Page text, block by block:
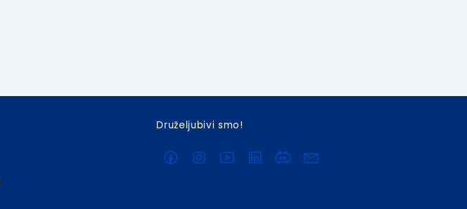
Druželjubivi smo!